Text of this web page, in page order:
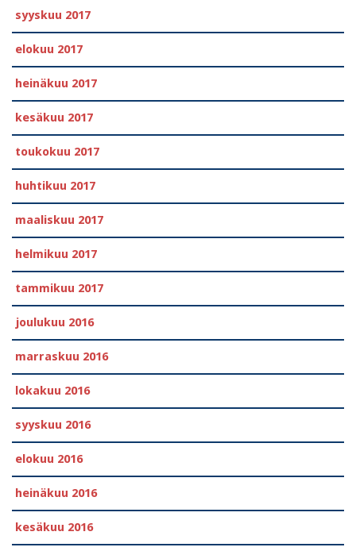
syyskuu 2017
elokuu 2017
heinäkuu 2017
kesäkuu 2017
toukokuu 2017
huhtikuu 2017
maaliskuu 2017
helmikuu 2017
tammikuu 2017
joulukuu 2016
marraskuu 2016
lokakuu 2016
syyskuu 2016
elokuu 2016
heinäkuu 2016
kesäkuu 2016